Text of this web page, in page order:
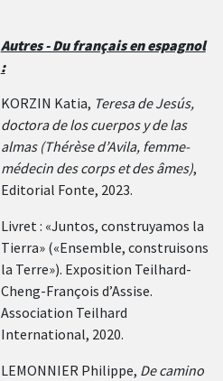
Autres - Du français en espagnol
:
KORZIN Katia, Teresa de Jesús,
doctora de los cuerpos y de las
almas (Thérèse d’Avila, femme-
médecin des corps et des âmes),
Editorial Fonte, 2023.
Livret : «Juntos, construyamos la
Tierra» («Ensemble, construisons
la Terre»). Exposition Teilhard-
Cheng-François d’Assise.
Association Teilhard
International, 2020.
LEMONNIER Philippe, De camino